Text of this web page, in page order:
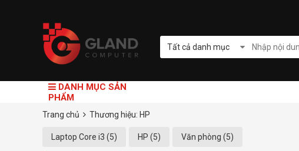
Tất cả danh mục
DANH MỤC SẢN
PHẨM
Trang chủ Thương hiệu: HP
Laptop Core i3 (5) HP (5) Văn phòng (5)